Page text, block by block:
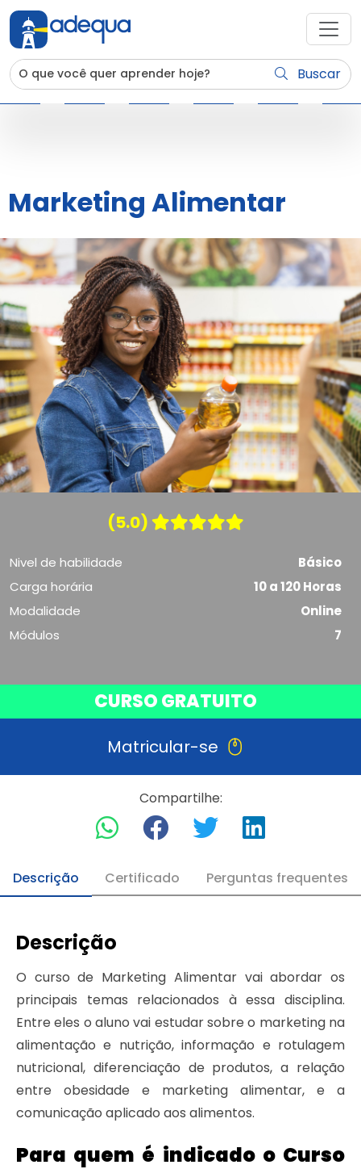
Buscar
Marketing Alimentar
(5.0)
Nivel de habilidade
Básico
Carga horária
10 a 120 Horas
Modalidade
Online
Módulos
7
CURSO GRATUITO
Matricular-se
Compartilhe:
Descrição Certificado Perguntas frequentes
Descrição
O curso de Marketing Alimentar vai abordar os
principais temas relacionados à essa disciplina.
Entre eles o aluno vai estudar sobre o marketing na
alimentação e nutrição, informação e rotulagem
nutricional, diferenciação de produtos, a relação
entre obesidade e marketing alimentar, e a
comunicação aplicado aos alimentos.
Para quem é indicado o Curso